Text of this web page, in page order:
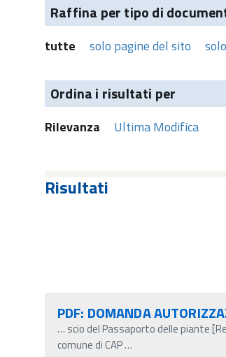
Raffina per tipo di
tutte solo pagine del sito
Ordina i risultati per
Rilevanza Ultima Modifica
Risultati
PDF: DOMANDA
… scio del Passaporto delle piante
comune di CAP…